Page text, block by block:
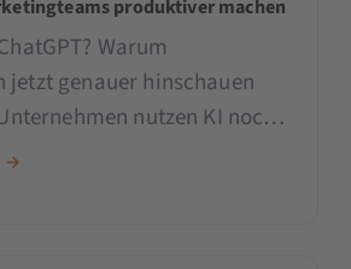
produktiver machen
Warum
jetzt genauer hinschauen
nutzen KI noch
Prompt rein, Text raus.
→